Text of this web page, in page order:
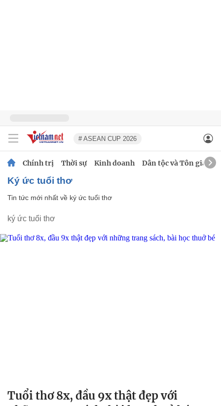
# ASEAN CUP 2026
Chính trị Thời sự Kinh doanh Dân tộc và Tôn giáo
ký ức tuổi thơ
Tin tức mới nhất về ký ức tuổi thơ
ký ức tuổi thơ
Tuổi thơ 8x, đầu 9x thật đẹp với